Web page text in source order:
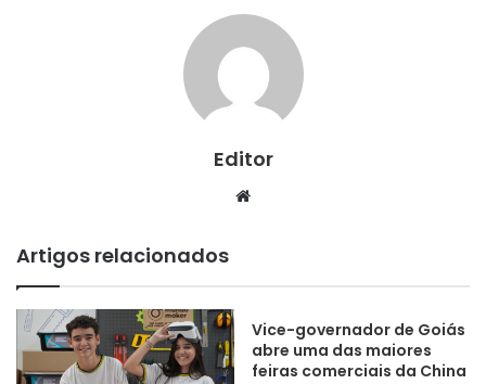
Editor
Website
Artigos relacionados
Vice-governador de Goiás
abre uma das maiores
feiras comerciais da China